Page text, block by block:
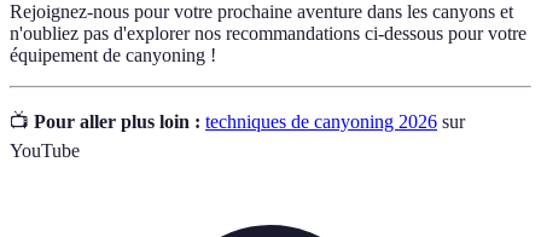
Rejoignez-nous pour votre prochaine aventure dans les canyons et
n'oubliez pas d'explorer nos recommandations ci-dessous pour votre
équipement de canyoning !
📺 Pour aller plus loin : techniques de canyoning 2026 sur
YouTube